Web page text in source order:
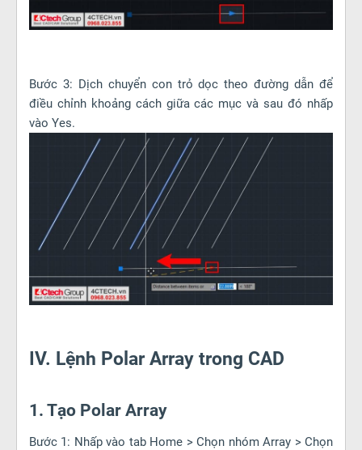
Bước 3: Dịch chuyển con trỏ dọc theo đường dẫn để
điều chỉnh khoảng cách giữa các mục và sau đó nhấp
vào Yes.
IV. Lệnh Polar Array trong CAD
1. Tạo Polar Array
Bước 1: Nhấp vào tab Home > Chọn nhóm Array > Chọn